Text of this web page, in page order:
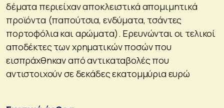
δέματα περιείχαν αποκλειστικά απομιμητικά
προϊόντα (παπούτσια, ενδύματα, τσάντες
πορτοφόλια και αρώματα). Ερευνώνται οι τελικοί
αποδέκτες των χρηματικών ποσών που
εισπράχθηκαν από αντικαταβολές που
αντιστοιχούν σε δεκάδες εκατομμύρια ευρώ